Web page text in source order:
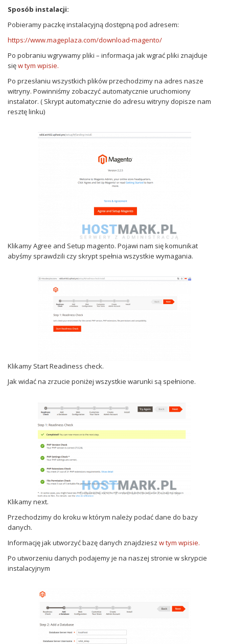
Sposób instalacji:
Pobieramy paczkę instalacyjną dostępną pod adresem:
https://www.mageplaza.com/download-magento/
Po pobraniu wgrywamy pliki – informacja jak wgrać pliki znajduje
sięw tym wpisie.
Po przesłaniu wszystkich plików przechodzimy na adres nasze
witryny. Powinniśmy zobaczyć automatycznie uruchomiony
instalator. ( Skrypt automatycznie do adresu witryny dopisze nam
resztę linku)
Klikamy Agree and Setup magento. Pojawi nam się komunikat
abyśmy sprawdzili czy skrypt spełnia wszystkie wymagania.
Klikamy Start Readiness check.
Jak widać na zrzucie poniżej wszystkie warunki są spełnione.
Klikamy next.
Przechodzimy do kroku w którym należy podać dane do bazy
danych.
Informację jak utworzyć bazę danych znajdziesz w tym wpisie.
Po utworzeniu danych podajemy je na naszej stronie w skrypcie
instalacyjnym